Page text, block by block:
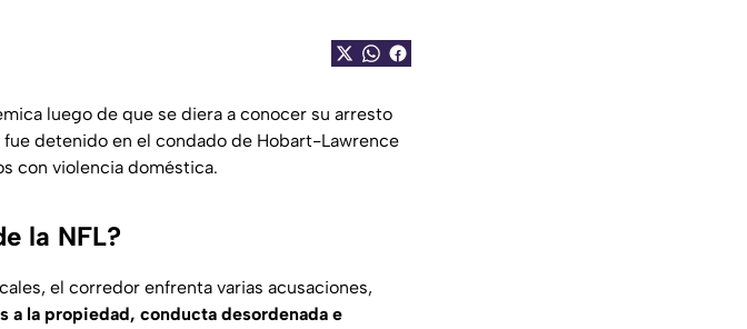
luego de que se diera a conocer su arresto
fue detenido en el condado de Hobart-Lawrence
con violencia doméstica.
la NFL?
el corredor enfrenta varias acusaciones,
a la propiedad, conducta desordenada e